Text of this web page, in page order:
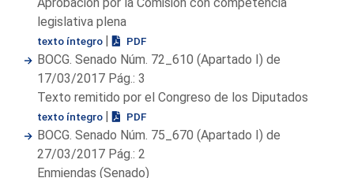
legislativa plena
texto íntegro | PDF
BOCG. Senado Núm. 72_610 (Apartado I) de
17/03/2017 Pág.: 3
Texto remitido por el Congreso de los Diputados
texto íntegro | PDF
BOCG. Senado Núm. 75_670 (Apartado I) de
27/03/2017 Pág.: 2
Enmiendas (Senado)